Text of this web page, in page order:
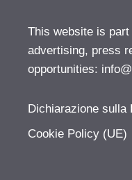
This website is
advertising, press
opportunities:
Dichiarazione sulla
Cookie Policy (UE)